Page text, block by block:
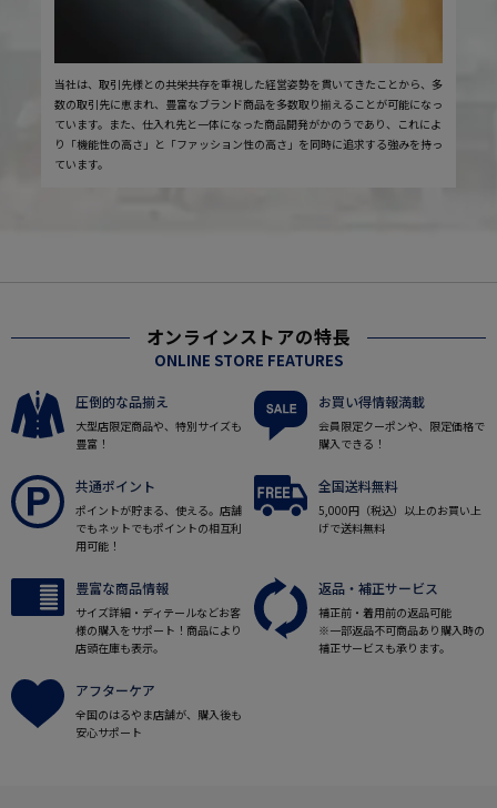
当社は、取引先様との共栄共存を重視した経営姿勢を貫いてきたことから、多
数の取引先に恵まれ、豊富なブランド商品を多数取り揃えることが可能になっ
ています。また、仕入れ先と一体になった商品開発がかのうであり、これによ
り「機能性の高さ」と「ファッション性の高さ」を同時に追求する強みを持っ
ています。
オンラインストアの特長
ONLINE STORE FEATURES
圧倒的な品揃え
大型店限定商品や、特別サイズも
豊富！
お買い得情報満載
会員限定クーポンや、限定価格で
購入できる！
共通ポイント
ポイントが貯まる、使える。店舗
でもネットでもポイントの相互利
用可能！
全国送料無料
5,000円（税込）以上のお買い上
げで送料無料
豊富な商品情報
サイズ詳細・ディテールなどお客
様の購入をサポート！商品により
店頭在庫も表示。
返品・補正サービス
補正前・着用前の返品可能
※一部返品不可商品あり購入時の
補正サービスも承ります。
アフターケア
全国のはるやま店舗が、購入後も
安心サポート